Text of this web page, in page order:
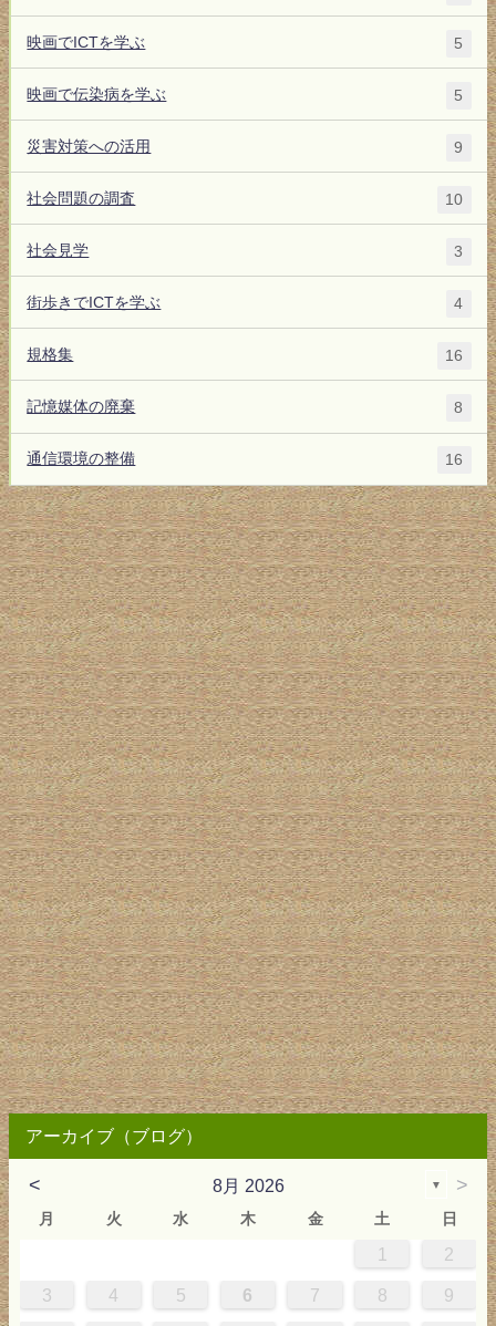
映画でICTを学ぶ 5
映画で伝染病を学ぶ 5
災害対策への活用 9
社会問題の調査 10
社会見学 3
街歩きでICTを学ぶ 4
規格集 16
記憶媒体の廃棄 8
通信環境の整備 16
アーカイブ（ブログ）
< 8月 2026 ▼ >
月 火 水 木 金 土 日
1 2
3 4 5 6 7 8 9